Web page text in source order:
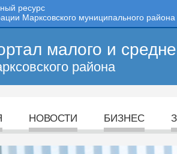
ресурс
Марксовского муниципального района
малого и
района
НОВОСТИ БИЗНЕС